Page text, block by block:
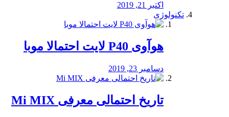
اکتبر 21, 2019
تکنولوژی
هوآوی P40 لایت احتمالا موبا
دسامبر 23, 2019
تاریخ احتمالی معرفی Mi MIX